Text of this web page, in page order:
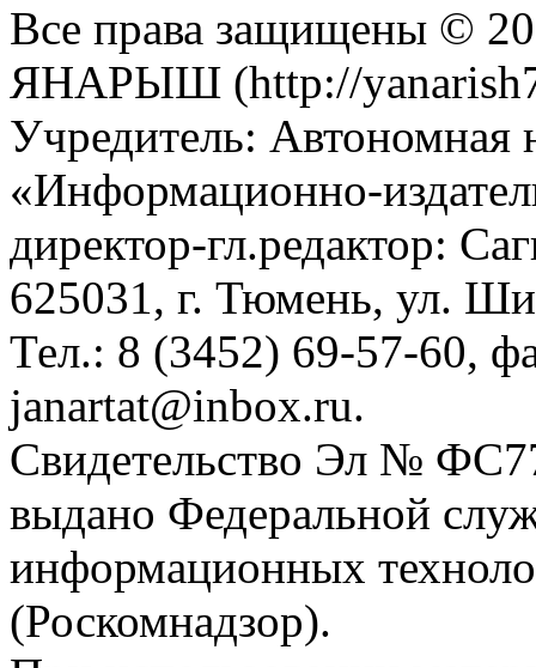
Все права защищены ©
ЯНАРЫШ (http://
Учредитель: Автономная
«Информационно-
директор-гл.редактор:
625031, г. Тюмень, ул.
Тел.: 8 (3452) 69-57-60,
janartat@inbox.ru.
Свидетельство Эл №
выдано Федеральной
информационных
(Роскомнадзор).